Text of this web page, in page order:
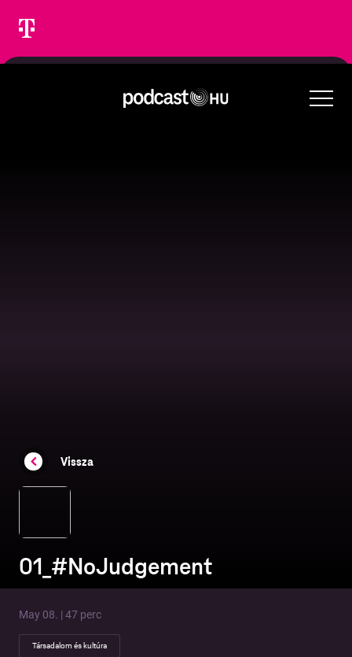
Vissza
01_#NoJudgement
May 08. | 47 perc
Társadalom és kultúra